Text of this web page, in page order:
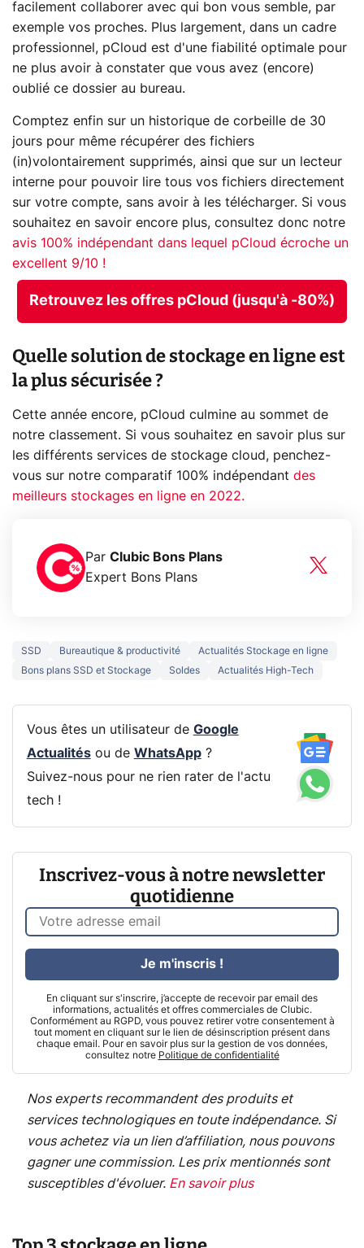
facilement collaborer avec qui bon vous semble, par
exemple vos proches. Plus largement, dans un cadre
professionnel, pCloud est d'une fiabilité optimale pour
ne plus avoir à constater que vous avez (encore)
oublié ce dossier au bureau.
Comptez enfin sur un historique de corbeille de 30
jours pour même récupérer des fichiers
(in)volontairement supprimés, ainsi que sur un lecteur
interne pour pouvoir lire tous vos fichiers directement
sur votre compte, sans avoir à les télécharger. Si vous
souhaitez en savoir encore plus, consultez donc notre
avis 100% indépendant dans lequel pCloud écroche un
excellent 9/10 !
Retrouvez les offres pCloud (jusqu'à -80%)
Quelle solution de stockage en ligne est
la plus sécurisée ?
Cette année encore, pCloud culmine au sommet de
notre classement. Si vous souhaitez en savoir plus sur
les différents services de stockage cloud, penchez-
vous sur notre comparatif 100% indépendant des
meilleurs stockages en ligne en 2022.
Par Clubic Bons Plans
Expert Bons Plans
SSD Bureautique & productivité
Actualités Stockage en ligne
Bons plans SSD et Stockage
Soldes Actualités High-Tech
Vous êtes un utilisateur de Google
Actualitésou de WhatsApp?
Suivez-nous pour ne rien rater de l'actu
tech !
Inscrivez-vous à notre newsletter
quotidienne
En cliquant sur s'inscrire, j’accepte de recevoir par email des
informations, actualités et offres commerciales de Clubic.
Conformément au RGPD, vous pouvez retirer votre consentement à
tout moment en cliquant sur le lien de désinscription présent dans
chaque email. Pour en savoir plus sur la gestion de vos données,
consultez notre Politique de confidentialité
Je m'inscris !
Nos experts recommandent des produits et
services technologiques en toute indépendance. Si
vous achetez via un lien d’affiliation, nous pouvons
gagner une commission. Les prix mentionnés sont
susceptibles d'évoluer. En savoir plus